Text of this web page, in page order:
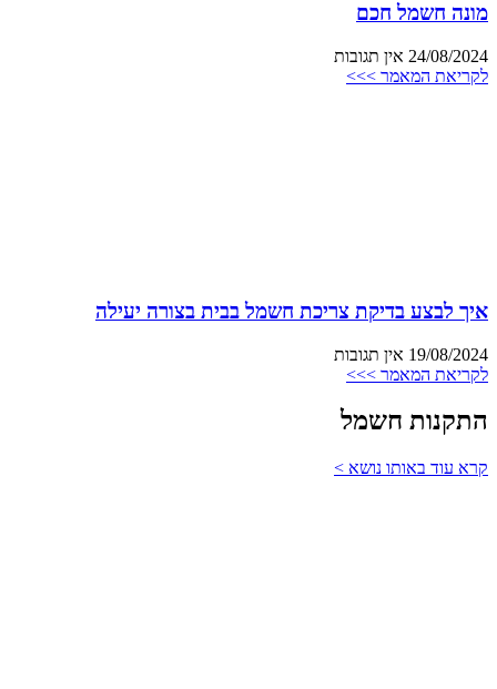
מונה חשמל חכם
24/08/2024 אין תגובות
לקריאת המאמר >>>
איך לבצע בדיקת צריכת חשמל בבית בצורה יעילה
19/08/2024 אין תגובות
לקריאת המאמר >>>
התקנות חשמל
קרא עוד באותו נושא >